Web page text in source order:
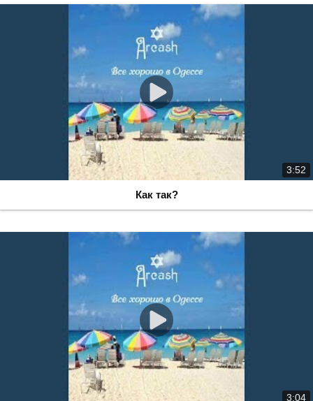
3:52
Как так?
3:04